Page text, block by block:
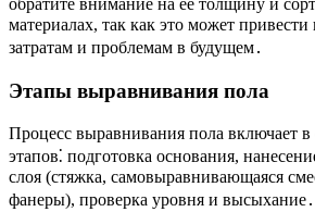
обратите внимание на ее толщину и
материалах, так как это может
затратам и проблемам в будущем․
Этапы выравнивания пола
Процесс выравнивания пола включает в
этапов⁚ подготовка основания,
слоя (стяжка, самовыравнивающаяся
фанеры), проверка уровня и